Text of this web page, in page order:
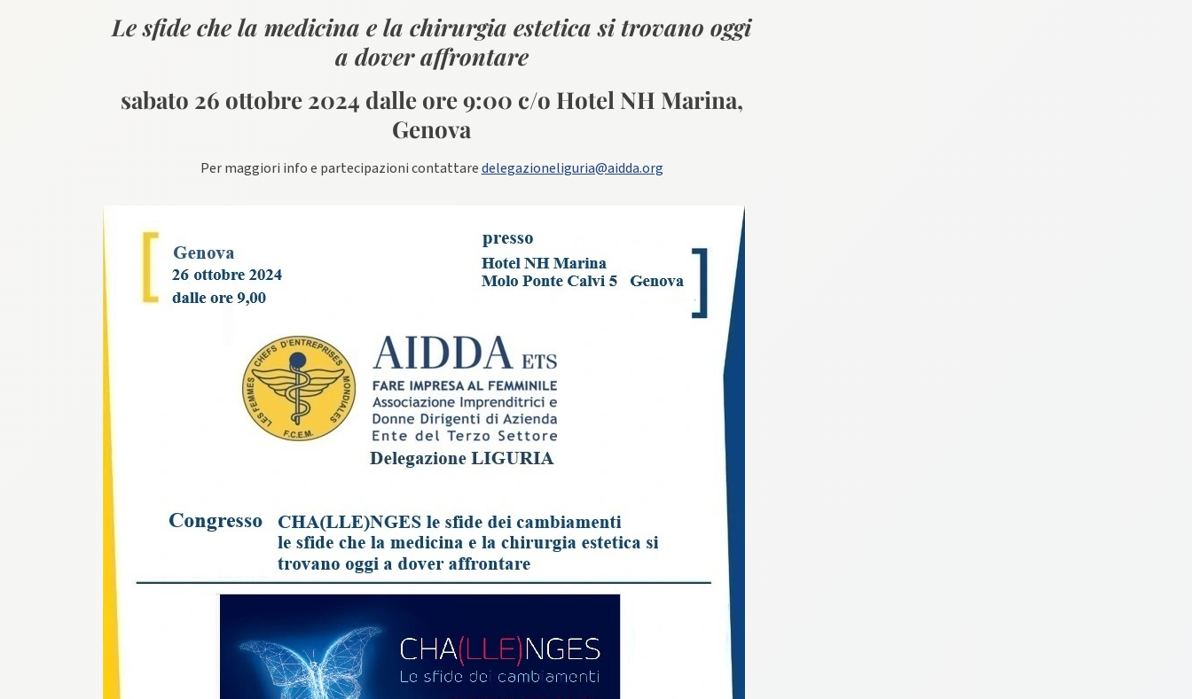
Le sfide che la medicina e la chirurgia estetica si trovano oggi
a dover affrontare
sabato 26 ottobre 2024 dalle ore 9:00 c/o Hotel NH Marina,
Genova
Per maggiori info e partecipazioni contattaredelegazioneliguria@aidda.org